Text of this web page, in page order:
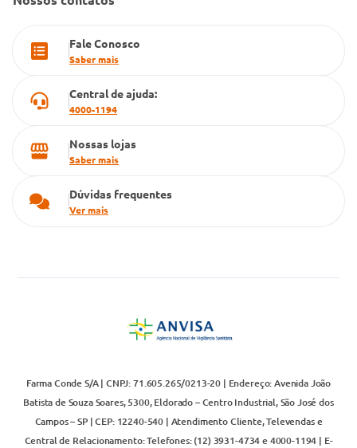
Cartão Grupo Conde
Fale Conosco
Saber mais
Central de ajuda:
4000-1194
Nossas lojas
Saber mais
Dúvidas frequentes
Ver mais
Farma Conde S/A | CNPJ: 71.605.265/0213-20 | Endereço: Avenida João
Batista de Souza Soares, 5300, Eldorado – Centro Industrial, São José dos
Campos – SP | CEP: 12240-540 | Atendimento Cliente, Televendas e
Central de Relacionamento: Telefones: (12) 3931-4734 e 4000-1194 | E-